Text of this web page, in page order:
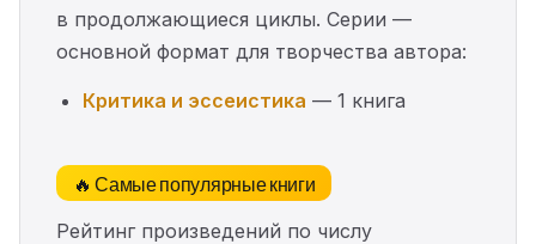
в продолжающиеся циклы. Серии —
основной формат для творчества автора:
Критика и эссеистика — 1 книга
🔥 Самые популярные книги
Рейтинг произведений по числу